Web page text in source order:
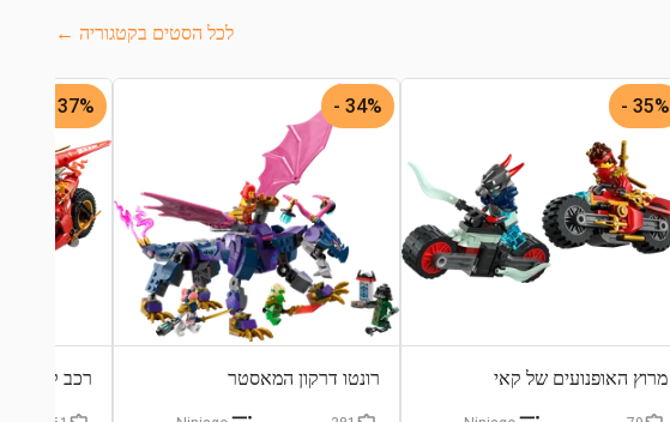
לכל הסטים בקטגוריה ←
35% -
מרוץ האופנועים של קאי
34% -
רונטו דרקון המאסטר
37% -
רכב קרב של